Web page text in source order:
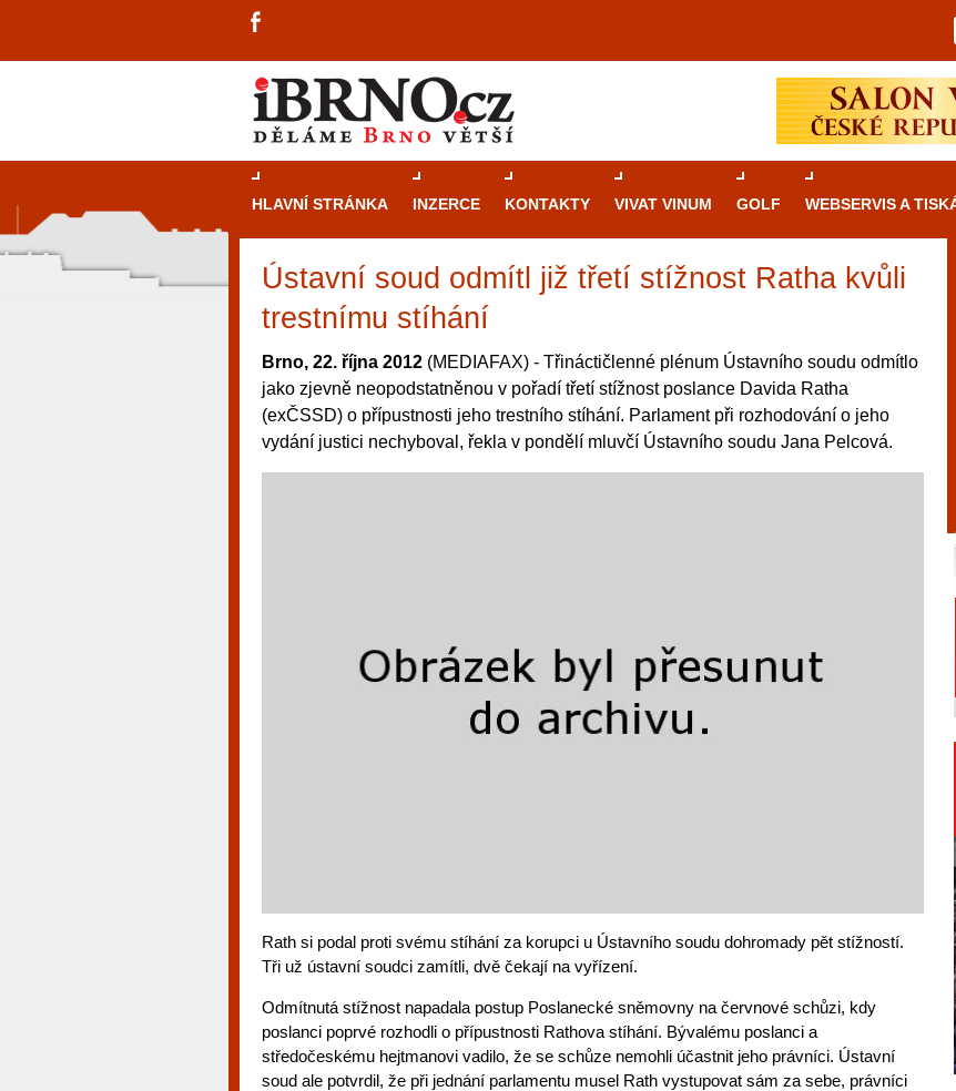
HLAVNÍ STRÁNKA INZERCE KONTAKTY VIVAT VINUM GOLF WEBSERVIS A
Ústavní soud odmítl již třetí stížnost Ratha kvůli
trestnímu stíhání
Brno, 22. října 2012 (MEDIAFAX) - Třináctičlenné plénum Ústavního soudu odmítlo
jako zjevně neopodstatněnou v pořadí třetí stížnost poslance Davida Ratha
(exČSSD) o přípustnosti jeho trestního stíhání. Parlament při rozhodování o jeho
vydání justici nechyboval, řekla v pondělí mluvčí Ústavního soudu Jana Pelcová.
Rath si podal proti svému stíhání za korupci u Ústavního soudu dohromady pět stížností.
Tři už ústavní soudci zamítli, dvě čekají na vyřízení.
Odmítnutá stížnost napadala postup Poslanecké sněmovny na červnové schůzi, kdy
poslanci poprvé rozhodli o přípustnosti Rathova stíhání. Bývalému poslanci a
středočeskému hejtmanovi vadilo, že se schůze nemohli účastnit jeho právníci. Ústavní
soud ale potvrdil, že při jednání parlamentu musel Rath vystupovat sám za sebe, právníci
Průvodce
kasinovými hrami v Brně: Od
Brno je městem známým pro zajímavé památky, skvělé
restaurace, divadla a univerzity. Mimo jiné je ale také
místem, kde si můžete legálně a bezpečně vyzkoušet
různé kasinové hry. V neustále kvetoucí moravské
metropoli naleznete širokou nabídku her od klasické